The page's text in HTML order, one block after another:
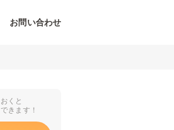
お問い合わせ
くと
きます！